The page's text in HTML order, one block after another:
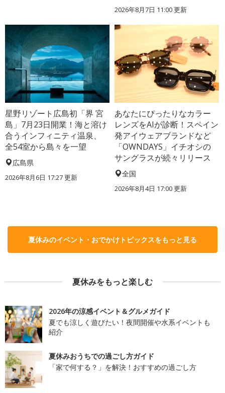
2026年8月7日 11:00更新
星野リゾート広島初「界 宮
島」7月23日開業！海と溶け
合うインフィニティ温泉、
全54室から島々を一望
広島県
2026年8月6日 17:27更新
あなたにぴったりなカラー
レンズをAIが診断！スペイン
発アイウェアブランドなど
「OWNDAYS」イチオシの
サングラスが続々リリース
全国
2026年8月4日 17:00更新
夏休みのイベント・おでかけトピックスをもっと見る
夏休みをもっと楽しむ
2026年の涼感イベント＆グルメガイド
夏でも涼しく遊びたい！夜間開催や水系イベントも
紹介
夏休みおうちでの過ごし方ガイド
「家で何する？」を解決！おすすめの過ごし方